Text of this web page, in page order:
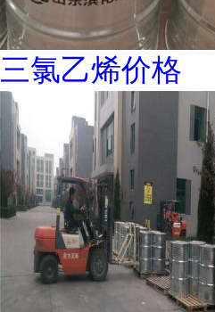
三氯乙烯价格